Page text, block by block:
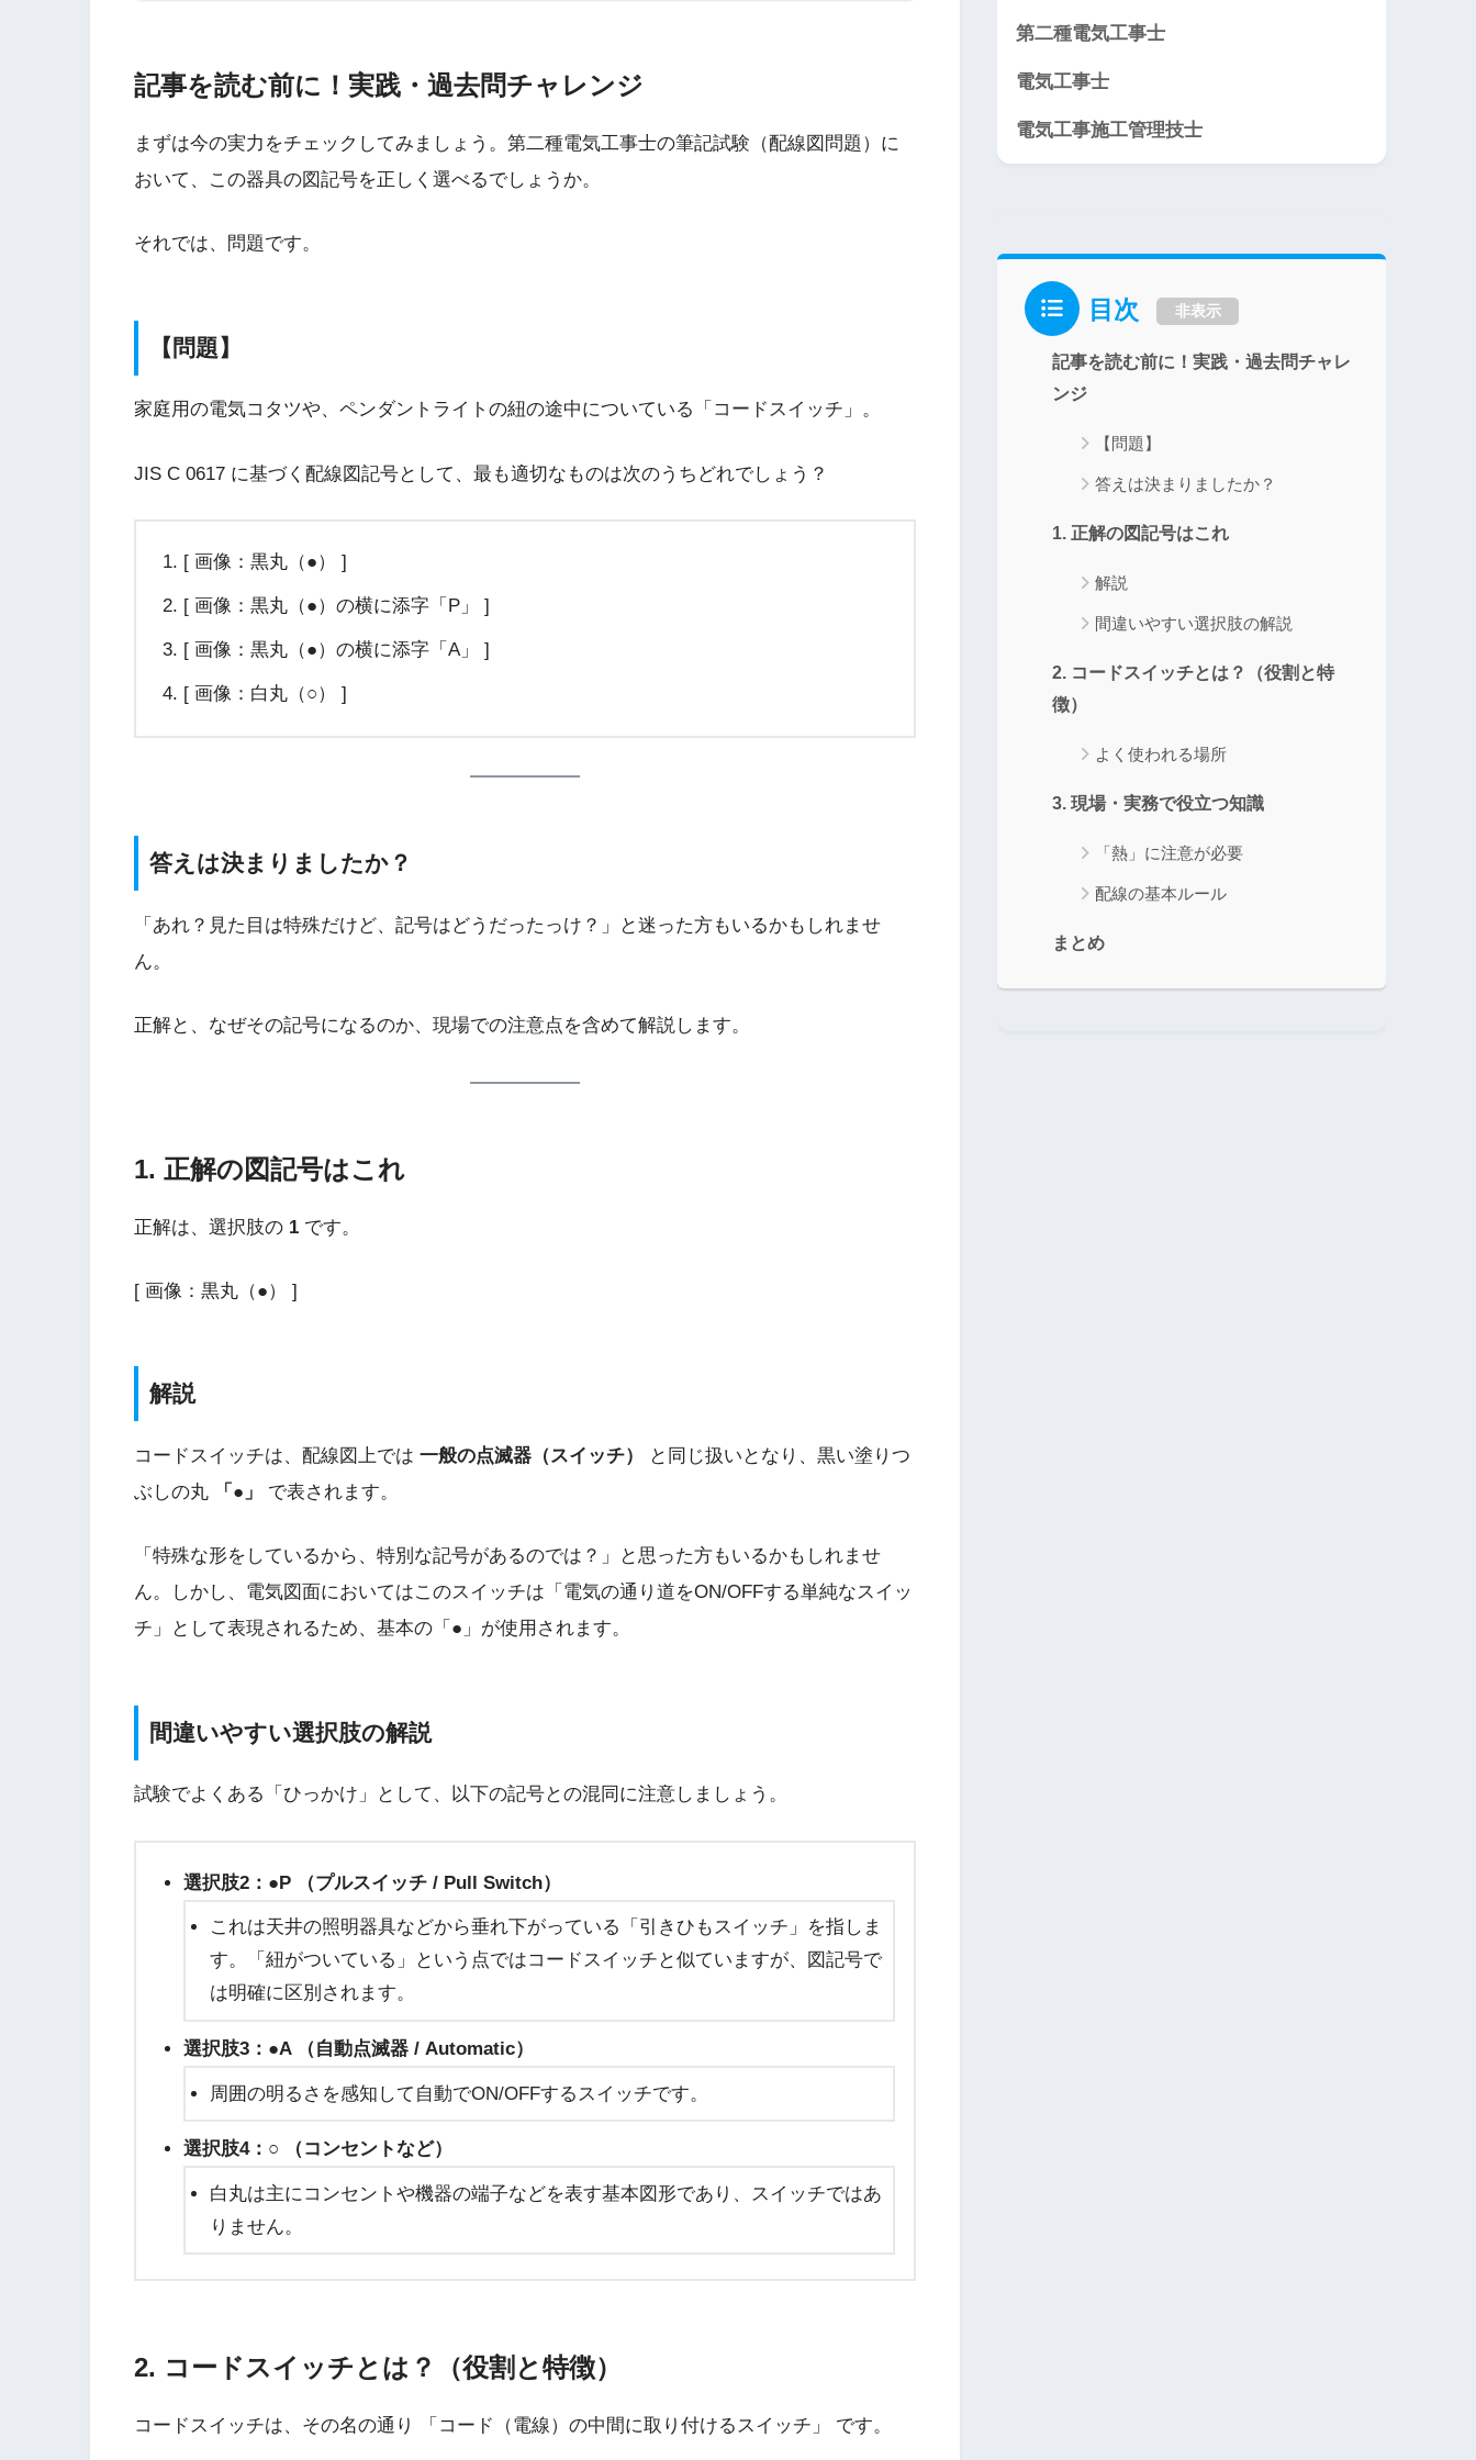
記事を読む前に！実践・過去問チャレンジ
まずは今の実力をチェックしてみましょう。第二種電気工事士の筆記試験（配線図問題）に
おいて、この器具の図記号を正しく選べるでしょうか。
それでは、問題です。
【問題】
家庭用の電気コタツや、ペンダントライトの紐の途中についている「コードスイッチ」。
JIS C 0617 に基づく配線図記号として、最も適切なものは次のうちどれでしょう？
[ 画像：黒丸（●） ]
[ 画像：黒丸（●）の横に添字「P」 ]
[ 画像：黒丸（●）の横に添字「A」 ]
[ 画像：白丸（○） ]
答えは決まりましたか？
「あれ？見た目は特殊だけど、記号はどうだったっけ？」と迷った方もいるかもしれませ
ん。
正解と、なぜその記号になるのか、現場での注意点を含めて解説します。
1. 正解の図記号はこれ
正解は、選択肢の 1 です。
[ 画像：黒丸（●） ]
解説
コードスイッチは、配線図上では 一般の点滅器（スイッチ）
と同じ扱いとなり、黒い塗りつ
ぶしの丸
「●」 で表されます。
「特殊な形をしているから、特別な記号があるのでは？」と思った方もいるかもしれませ
ん。しかし、電気図面においてはこのスイッチは「電気の通り道をON/OFFする単純なスイッ
チ」として表現されるため、基本の「●」が使用されます。
間違いやすい選択肢の解説
試験でよくある「ひっかけ」として、以下の記号との混同に注意しましょう。
選択肢2：●P （プルスイッチ / Pull Switch）
これは天井の照明器具などから垂れ下がっている「引きひもスイッチ」を指しま
す。「紐がついている」という点ではコードスイッチと似ていますが、図記号で
は明確に区別されます。
選択肢3：●A （自動点滅器 / Automatic）
周囲の明るさを感知して自動でON/OFFするスイッチです。
選択肢4：○ （コンセントなど）
白丸は主にコンセントや機器の端子などを表す基本図形であり、スイッチではあ
りません。
2. コードスイッチとは？（役割と特徴）
コードスイッチは、その名の通り 「コード（電線）の中間に取り付けるスイッチ」 です。
第二種電気工事士
電気工事士
電気工事施工管理技士
目次 非表示
記事を読む前に！実践・過去問チャレ
ンジ
【問題】
答えは決まりましたか？
1. 正解の図記号はこれ
解説
間違いやすい選択肢の解説
2. コードスイッチとは？（役割と特
徴）
よく使われる場所
3. 現場・実務で役立つ知識
「熱」に注意が必要
配線の基本ルール
まとめ